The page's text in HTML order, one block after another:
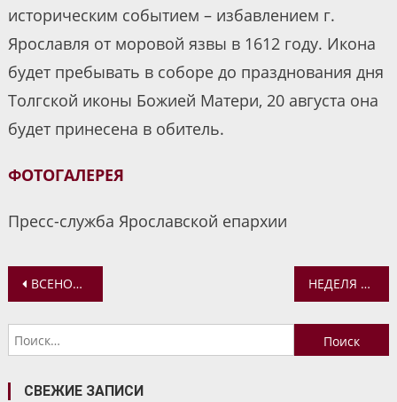
историческим событием – избавлением г.
Ярославля от моровой язвы в 1612 году. Икона
будет пребывать в соборе до празднования дня
Толгской иконы Божией Матери, 20 августа она
будет принесена в обитель.
ФОТОГАЛЕРЕЯ
Пресс-служба Ярославской епархии
Навигация
по
записям
ВСЕНОЩНОЕ БДЕНИЕ НАКАНУНЕ ПАМЯТИ ЖЕН-МИРОНОСИЦ НЕДЕЛЯ ЖЕН-МИРОНОСИЦ. БОЖЕСТВЕННАЯ ЛИТУРГИЯ В УСПЕНСКОМ КАФЕДРАЛЬНОМ СОБОРЕ
Найти:
СВЕЖИЕ ЗАПИСИ